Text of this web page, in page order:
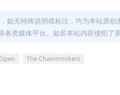
如无特殊说明或标注，均为本站原
各类媒体平台。如若本站内容侵犯了
The Chainsmokers